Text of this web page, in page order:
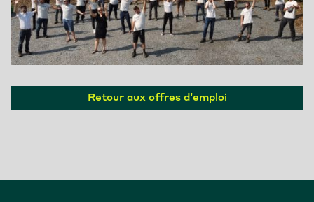
Retour aux offres d’emploi